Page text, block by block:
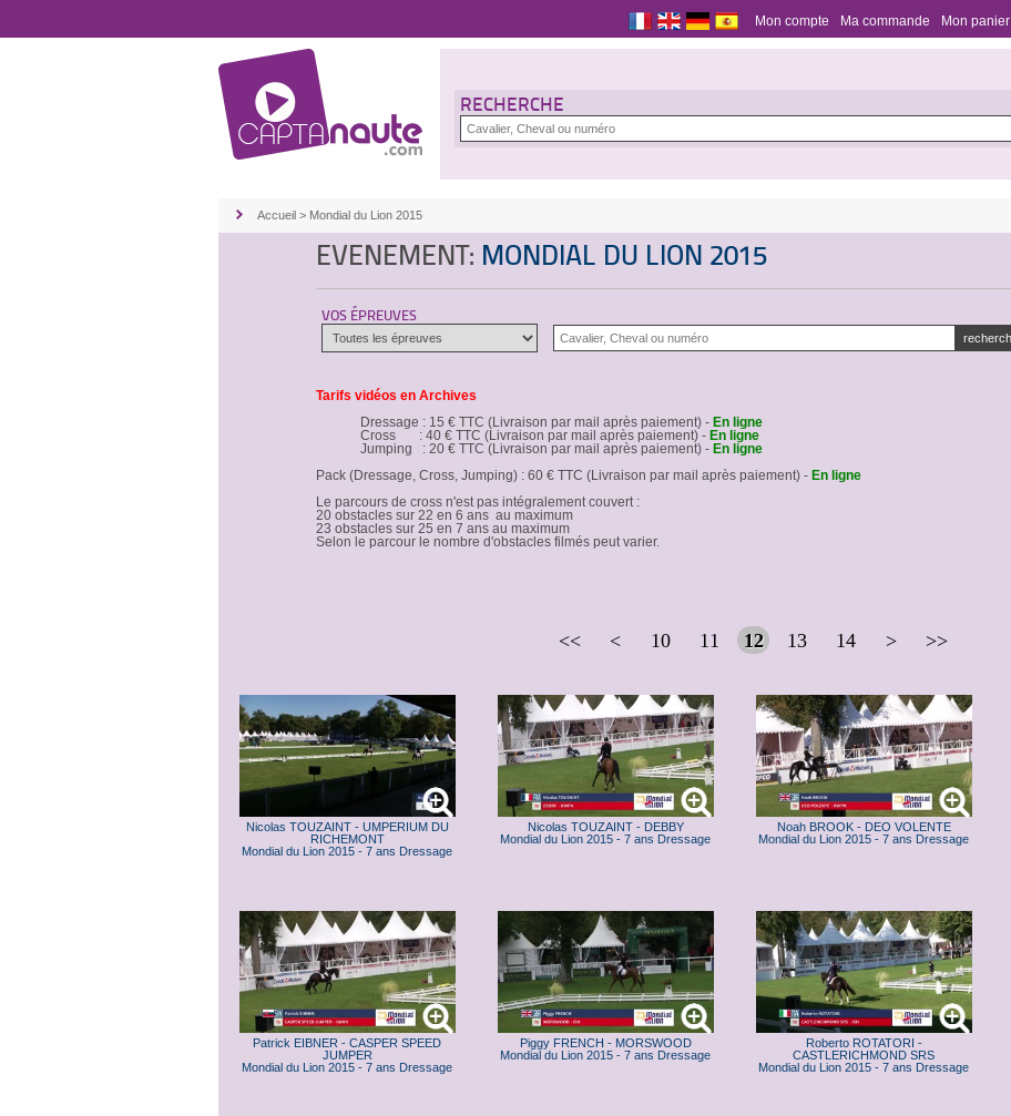
Mon compte Ma commande Mon panier
RECHERCHE
Accueil > Mondial du Lion 2015
EVENEMENT: MONDIAL DU LION 2015
VOS ÉPREUVES
Tarifs vidéos en Archives
Dressage : 15 € TTC (Livraison par mail après paiement) - En ligne
Cross : 40 € TTC (Livraison par mail après paiement) - En ligne
Jumping : 20 € TTC (Livraison par mail après paiement) - En ligne
Pack (Dressage, Cross, Jumping) : 60 € TTC (Livraison par mail après paiement) - En ligne
Le parcours de cross n'est pas intégralement couvert :
20 obstacles sur 22 en 6 ans au maximum
23 obstacles sur 25 en 7 ans au maximum
Selon le parcour le nombre d'obstacles filmés peut varier.
<< < 10 11 12 13 14 > >>
Nicolas TOUZAINT - UMPERIUM DU
RICHEMONT
Mondial du Lion 2015 - 7 ans Dressage
Nicolas TOUZAINT - DEBBY
Mondial du Lion 2015 - 7 ans Dressage
Noah BROOK - DEO VOLENTE
Mondial du Lion 2015 - 7 ans Dressage
Patrick EIBNER - CASPER SPEED
JUMPER
Mondial du Lion 2015 - 7 ans Dressage
Piggy FRENCH - MORSWOOD
Mondial du Lion 2015 - 7 ans Dressage
Roberto ROTATORI -
CASTLERICHMOND SRS
Mondial du Lion 2015 - 7 ans Dressage